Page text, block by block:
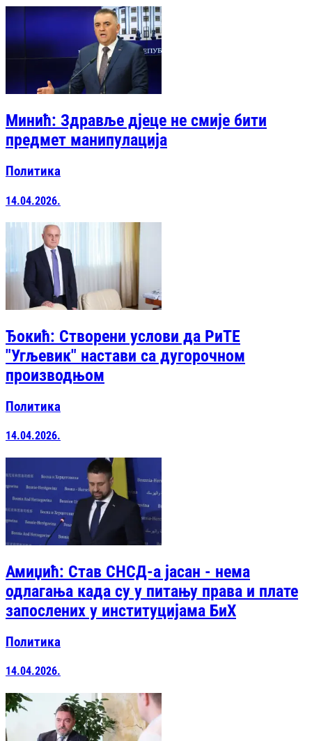
Минић: Здравље дјеце не смије бити
предмет манипулација
Политика
14.04.2026.
Ђокић: Створени услови да РиТЕ
"Угљевик" настави са дугорочном
производњом
Политика
14.04.2026.
Амиџић: Став СНСД-а јасан - нема
одлагања када су у питању права и плате
запослених у институцијама БиХ
Политика
14.04.2026.